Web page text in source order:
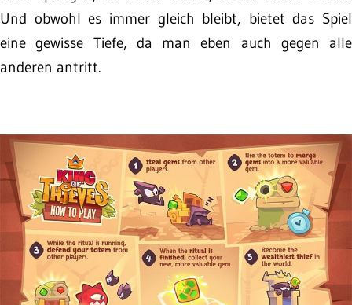
Und obwohl es immer gleich bleibt, bietet das Spiel
eine gewisse Tiefe, da man eben auch gegen alle
anderen antritt.